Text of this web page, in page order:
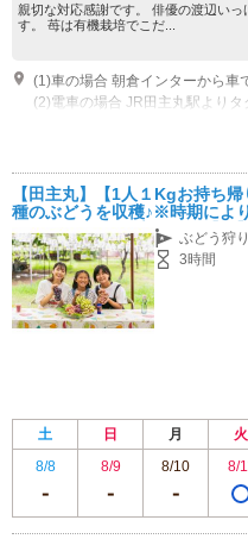
親切な対応感謝です。 俳優の渡辺い
す。 苺は有機栽培でこだ...
(1)車の場合 朝倉インターから車
(2)電車の場合 JR田主丸駅より
開園：７月～９月中旬 開園時間
【田主丸】【1人１Kgお持ち
種のぶどうを収穫♪※時期によ
ァミリー・カップル・女性】【
ぶどう狩り
3時間
土 日 月 火
8/8
8/9 8/10 8/